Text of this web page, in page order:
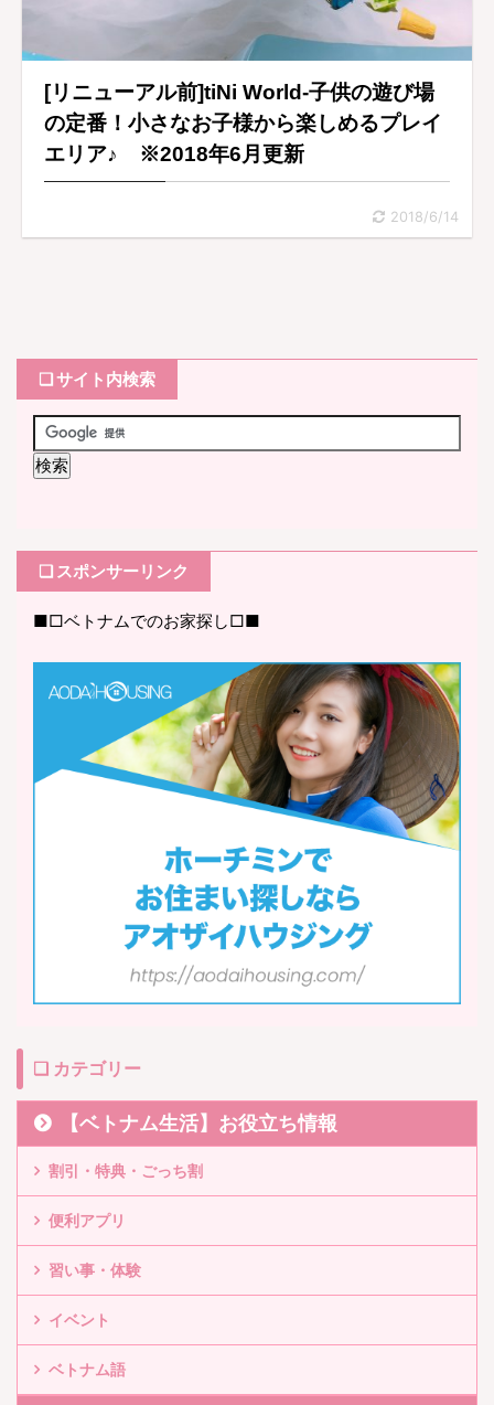
[リニューアル前]tiNi World-子供の遊び場
の定番！小さなお子様から楽しめるプレイ
エリア♪ ※2018年6月更新
2018/6/14
❏ サイト内検索
❏ スポンサーリンク
■□ベトナムでのお家探し□■
❏ カテゴリー
【ベトナム生活】お役立ち情報
割引・特典・ごっち割
便利アプリ
習い事・体験
イベント
ベトナム語